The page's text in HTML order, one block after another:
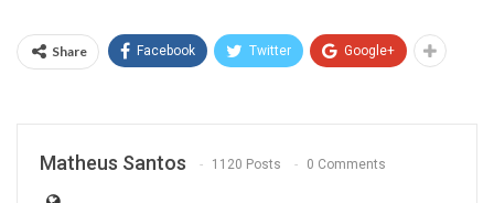
Share Facebook Twitter Google+
Matheus Santos 1120 Posts 0 Comments